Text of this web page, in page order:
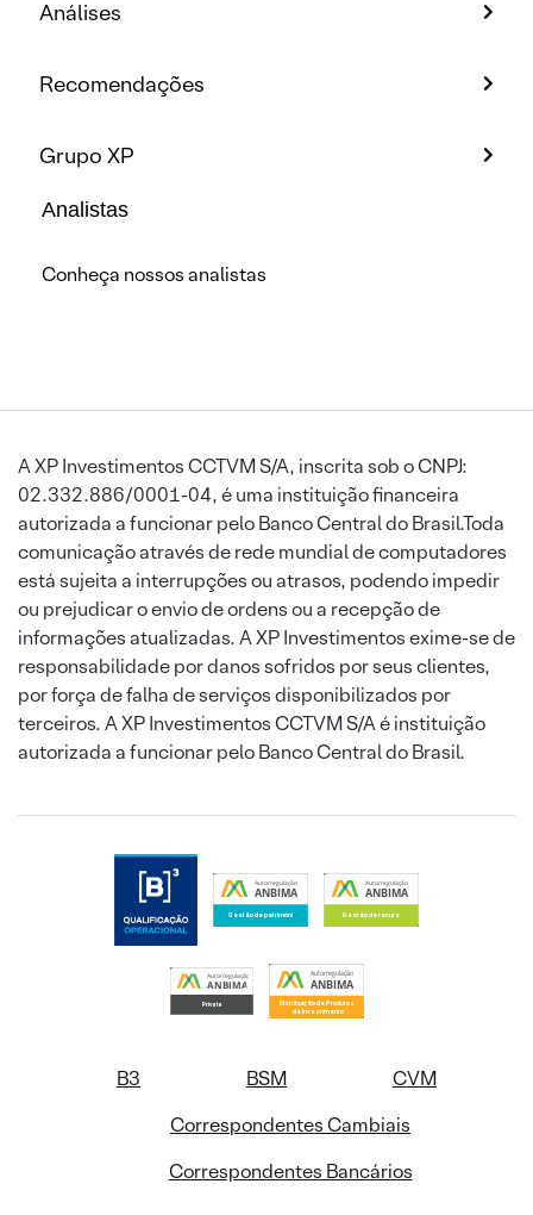
Análises
Recomendações
Grupo XP
Analistas
Conheça nossos analistas
A XP Investimentos CCTVM S/A, inscrita sob o CNPJ:
02.332.886/0001-04, é uma instituição financeira
autorizada a funcionar pelo Banco Central do Brasil.Toda
comunicação através de rede mundial de computadores
está sujeita a interrupções ou atrasos, podendo impedir
ou prejudicar o envio de ordens ou a recepção de
informações atualizadas. A XP Investimentos exime-se de
responsabilidade por danos sofridos por seus clientes,
por força de falha de serviços disponibilizados por
terceiros. A XP Investimentos CCTVM S/A é instituição
autorizada a funcionar pelo Banco Central do Brasil.
B3 BSM
CVM
Correspondentes Cambiais
Correspondentes Bancários